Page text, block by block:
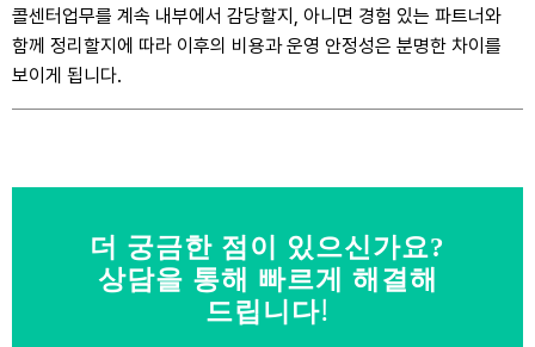
콜센터업무를 계속 내부에서 감당할지, 아니면 경험 있는 파트너와
함께 정리할지에 따라 이후의 비용과 운영 안정성은 분명한 차이를
보이게 됩니다.
더 궁금한 점이 있으신가요?
상담을 통해 빠르게 해결해
드립니다!